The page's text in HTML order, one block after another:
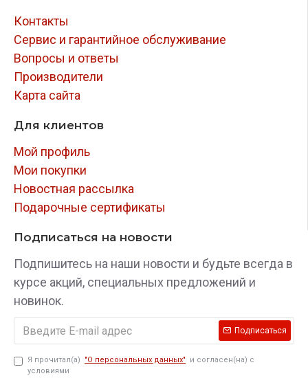
Контакты
Сервис и гарантийное обслуживание
Вопросы и ответы
Производители
Карта сайта
Для клиентов
Мой профиль
Мои покупки
Новостная рассылка
Подарочные сертификаты
Подписаться на новости
Подпишитесь на наши новости и будьте всегда в
курсе акций, специальных предложений и
новинок.
Подписаться
Я прочитал(а) "О персональных данных"
и согласен(на) с
условиями